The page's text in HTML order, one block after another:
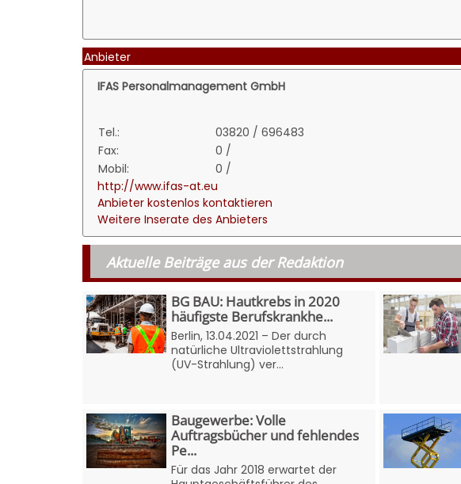
Anbieter
IFAS Personalmanagement GmbH
Tel.:
03820 / 696483
Fax:
0 /
Mobil:
0 /
http://www.ifas-at.eu
Anbieter kostenlos kontaktieren
Weitere Inserate des Anbieters
Aktuelle Beiträge aus der Redaktion
BG BAU: Hautkrebs in 2020
häufigste Berufskrankhe...
Berlin, 13.04.2021 – Der durch
natürliche Ultraviolettstrahlung
(UV-Strahlung) ver...
Baugewerbe: Volle
Auftragsbücher und fehlendes
Pe...
Für das Jahr 2018 erwartet der